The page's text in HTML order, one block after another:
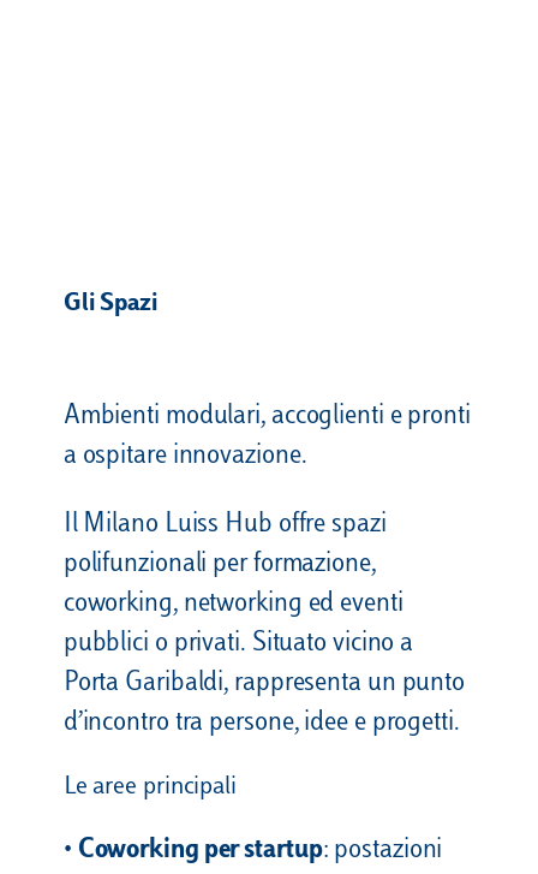
Gli Spazi
Ambienti modulari, accoglienti e pronti
a ospitare innovazione.
Il Milano Luiss Hub offre spazi
polifunzionali per formazione,
coworking, networking ed eventi
pubblici o privati. Situato vicino a
Porta Garibaldi, rappresenta un punto
d’incontro tra persone, idee e progetti.
Le aree principali
• Coworking per startup: postazioni